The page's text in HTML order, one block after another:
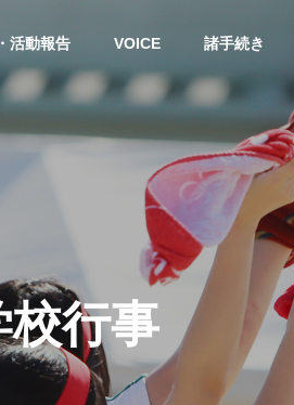
活動報告 VOICE 諸手続き
ソフトテニス
令和８年度高校総体（男子ソフ
校行事